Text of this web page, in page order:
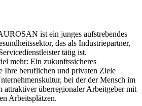
ist ein junges aufstrebendes
das als Industriepartner,
tätig ist.
mehr: Ein zukunftssicheres
Ihre beruflichen und privaten Ziele
bei der der Mensch im
attraktiver überregionaler Arbeitgeber mit
Arbeitsplätzen.